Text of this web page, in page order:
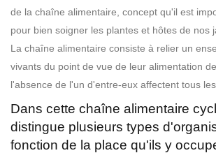
de la chaîne alimentaire, concept qu'il est
pour bien soigner les plantes et hôtes de nos
La chaîne alimentaire consiste à relier un
vivants du point de vue de leur alimentation
l'absence de l'un d'entre-eux affectent tous
Dans cette chaîne alimentaire
distingue plusieurs types
fonction de la place qu'ils y